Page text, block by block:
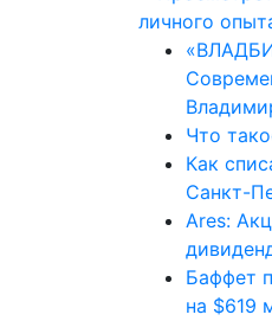
Что
Как
Санкт-
Ares:
Баффет
на $619